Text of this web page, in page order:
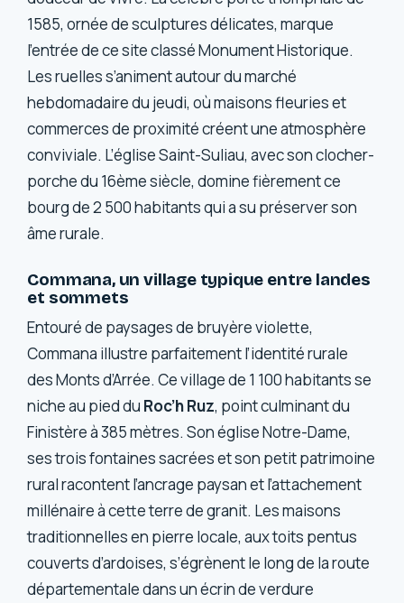
1585, ornée de sculptures délicates, marque
l’entrée de ce site classé Monument Historique.
Les ruelles s’animent autour du marché
hebdomadaire du jeudi, où maisons fleuries et
commerces de proximité créent une atmosphère
conviviale. L’église Saint-Suliau, avec son clocher-
porche du 16ème siècle, domine fièrement ce
bourg de 2 500 habitants qui a su préserver son
âme rurale.
Commana, un village typique entre landes
et sommets
Entouré de paysages de bruyère violette,
Commana illustre parfaitement l’identité rurale
des Monts d’Arrée. Ce village de 1 100 habitants se
niche au pied du Roc’h Ruz, point culminant du
Finistère à 385 mètres. Son église Notre-Dame,
ses trois fontaines sacrées et son petit patrimoine
rural racontent l’ancrage paysan et l’attachement
millénaire à cette terre de granit. Les maisons
traditionnelles en pierre locale, aux toits pentus
couverts d’ardoises, s’égrènent le long de la route
départementale dans un écrin de verdure